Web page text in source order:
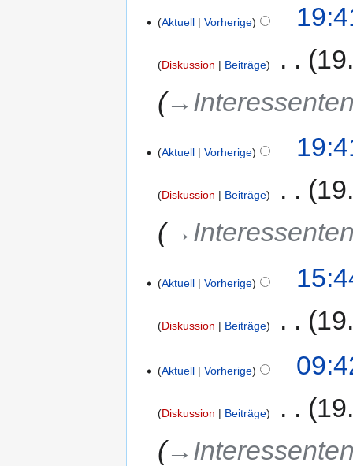
Aktuell Vorherige
Diskussion Beiträge
Aktuell Vorherige
Diskussion Beiträge
Aktuell Vorherige
Diskussion Beiträge
Aktuell Vorherige
Diskussion Beiträge